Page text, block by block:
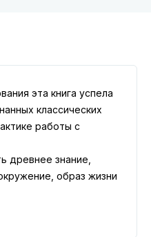
эта книга успела
классических
работы с
древнее знание,
образ жизни
древности —